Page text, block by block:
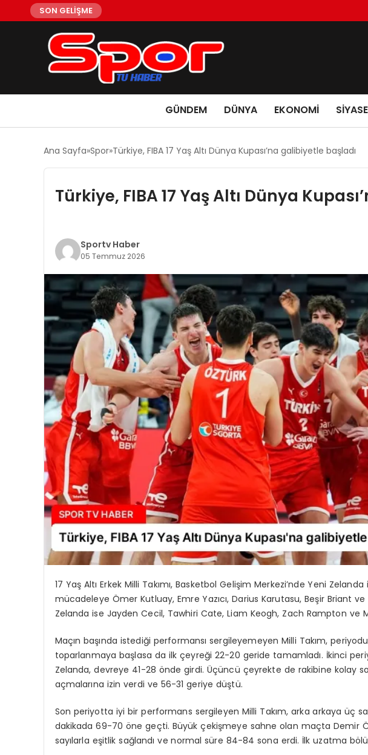
SON GELİŞME
GÜNDEM DÜNYA EKONOMI
Ana Sayfa Spor Türkiye, FIBA 17 Yaş Altı Dünya Kupası’na galibiyetle başladı
Türkiye, FIBA 17 Yaş Altı Dünya
Sportv Haber
05 Temmuz 2026
17 Yaş Altı Erkek Milli Takımı, Basketbol Gelişim Merkezi’nde Yeni
mücadeleye Ömer Kutluay, Emre Yazıcı, Darius Karutasu, Beşir Briant
Zelanda ise Jayden Cecil, Tawhiri Cate, Liam Keogh, Zach Rampton ve
Maçın başında istediği performansı sergileyemeyen Milli Takım,
toparlanmaya başlasa da ilk çeyreği 22-20 geride tamamladı. İkinci
Zelanda, devreye 41-28 önde girdi. Üçüncü çeyrekte de rakibine kolay
açmalarına izin verdi ve 56-31 geriye düştü.
Son periyotta iyi bir performans sergileyen Milli Takım, arka arkaya üç
dakikada 69-70 öne geçti. Büyük çekişmeye sahne olan maçta Demir
sayılarla eşitlik sağlandı ve normal süre 84-84 sona erdi. İlk uzatma